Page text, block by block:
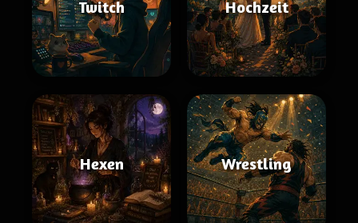
Twitch Hochzeit
Hexen Wrestling